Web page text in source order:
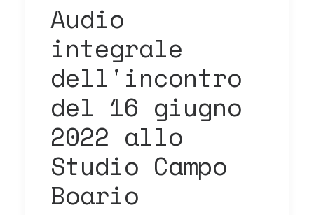
Audio
integrale
dell'incontro
del 16 giugno
2022 allo
Studio Campo
Boario